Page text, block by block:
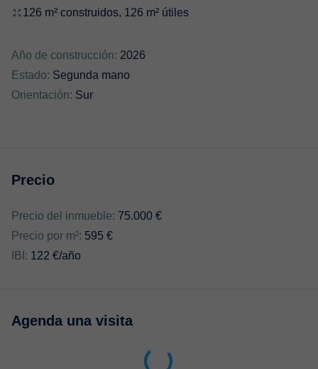
126 m² construidos, 126 m² útiles
Año de construcción: 2026
Estado: Segunda mano
Orientación: Sur
Precio
Precio del inmueble: 75.000 €
Precio por m²: 595 €
IBI: 122 €/año
Agenda una visita